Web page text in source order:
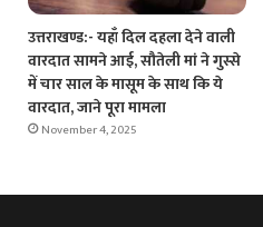
उत्तराखण्ड:- यहाँ दिल दहला देने वाली
वारदात सामने आई, सौतेली मां ने गुस्से
में चार साल के मासूम के साथ कि ये
वारदात, जाने पूरा मामला
November 4, 2025